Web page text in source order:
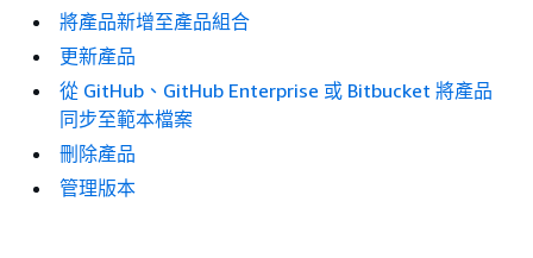
將產品新增至產品組合
更新產品
從 GitHub、GitHub Enterprise 或 Bitbucket 將產品
同步至範本檔案
刪除產品
管理版本